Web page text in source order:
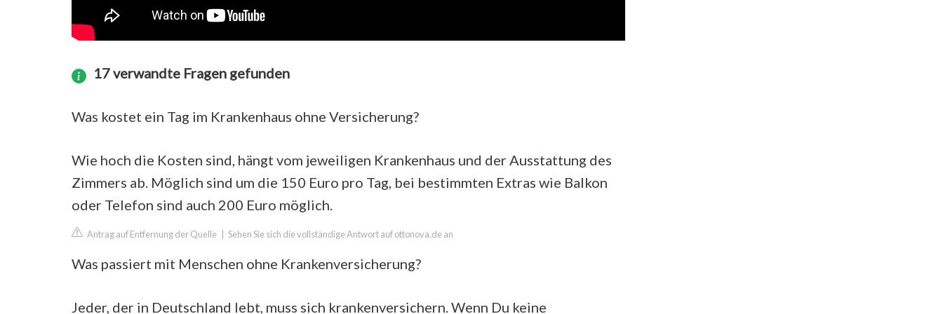
17 verwandte Fragen gefunden
Was kostet ein Tag im Krankenhaus ohne Versicherung?
Wie hoch die Kosten sind, hängt vom jeweiligen Krankenhaus und der Ausstattung des
Zimmers ab. Möglich sind um die 150 Euro pro Tag, bei bestimmten Extras wie Balkon
oder Telefon sind auch 200 Euro möglich.
Antrag auf Entfernung der Quelle Sehen Sie sich die vollständige Antwort auf ottonova.de an
Was passiert mit Menschen ohne Krankenversicherung?
Jeder, der in Deutschland lebt, muss sich krankenversichern. Wenn Du keine